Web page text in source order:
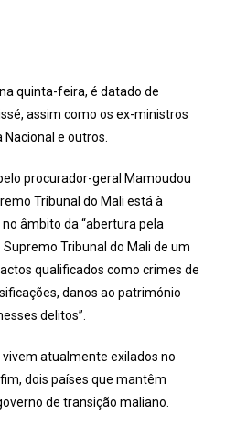
quinta-feira, é datado de
assim como os ex-ministros
e outros.
procurador-geral Mamoudou
Tribunal do Mali está à
âmbito da “abertura pela
Tribunal do Mali de um
qualificados como crimes de
danos ao património
delitos”.
atualmente exilados no
dois países que mantêm
de transição maliano.